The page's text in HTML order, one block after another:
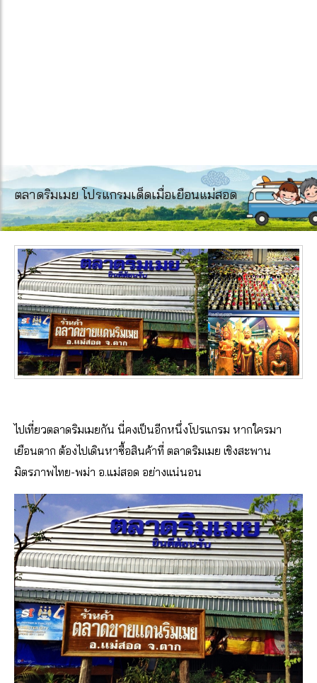
ตลาดริมเมย โปรแกรมเด็ดเมื่อเยือนแม่สอด
ไปเที่ยวตลาดริมเมยกัน นี่คงเป็นอีกหนึ่งโปรแกรม หากใครมา
เยือนตาก ต้องไปเดินหาซื้อสินค้าที่ ตลาดริมเมย เชิงสะพาน
มิตรภาพไทย-พม่า อ.แม่สอด อย่างแน่นอน